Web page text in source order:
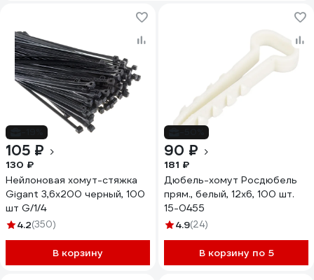
105 ₽
130 ₽
Нейлоновая хомут-стяжка
Gigant 3,6х200 черный, 100
шт G/1/4
4.2(350)
В корзину
90 ₽
181 ₽
Дюбель-хомут Росдюбель
прям., белый, 12x6, 100 шт.
15-0455
4.9(24)
В корзину по 5